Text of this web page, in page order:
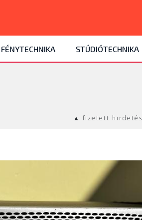
FÉNYTECHNIKA STÚDIÓTECHNIKA
▲ fizetett hirdetés